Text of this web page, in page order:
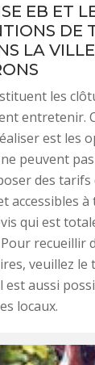
EB ET
DE
LA
les
entretenir.
est les
peuvent
des tarifs
accessibles
qui est
recueillir
veuillez le
est aussi
locaux.